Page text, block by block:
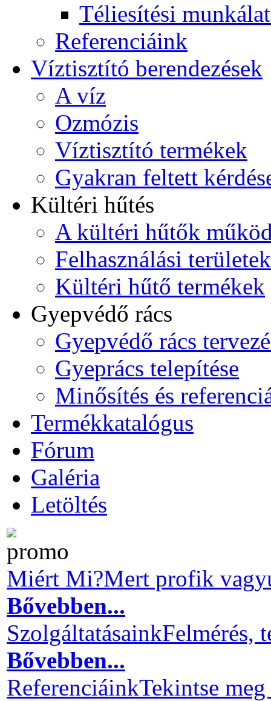
Téliesítési
Referenciáink
Víztisztító berendezések
A víz
Ozmózis
Víztisztító termékek
Gyakran feltett
Kültéri hűtés
A kültéri hűtők
Felhasználási területek
Kültéri hűtő termékek
Gyepvédő rács
Gyepvédő rács
Gyeprács telepítése
Minősítés és
Termékkatalógus
Fórum
Galéria
Letöltés
Miért Mi?Mert profik
Bővebben...
SzolgáltatásainkFelmérés,
Bővebben...
ReferenciáinkTekintse